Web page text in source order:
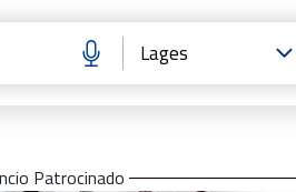
Patrocinado